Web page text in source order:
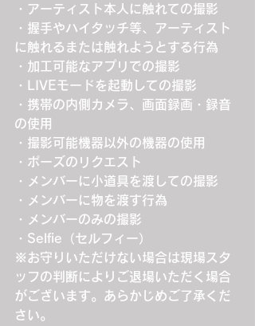
・アーティスト本人に触れての撮影
・握手やハイタッチ等、アーティスト
に触れるまたは触れようとする行為
・加工可能なアプリでの撮影
・LIVEモードを起動しての撮影
・携帯の内側カメラ、画面録画・録音
の使用
・撮影可能機器以外の機器の使用
・ポーズのリクエスト
・メンバーに小道具を渡しての撮影
・メンバーに物を渡す行為
・メンバーのみの撮影
・Selfie（セルフィー）
※お守りいただけない場合は現場スタ
ッフの判断によりご退場いただく場合
がございます。あらかじめご了承くだ
さい。